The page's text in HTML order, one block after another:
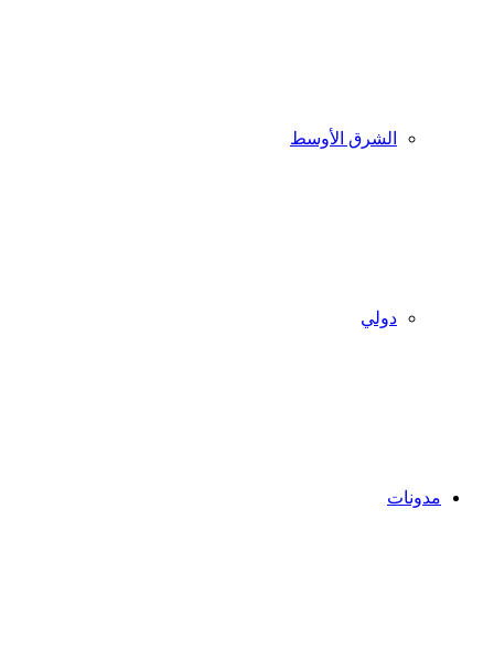
الشرق الأوسط
دولي
مدونات